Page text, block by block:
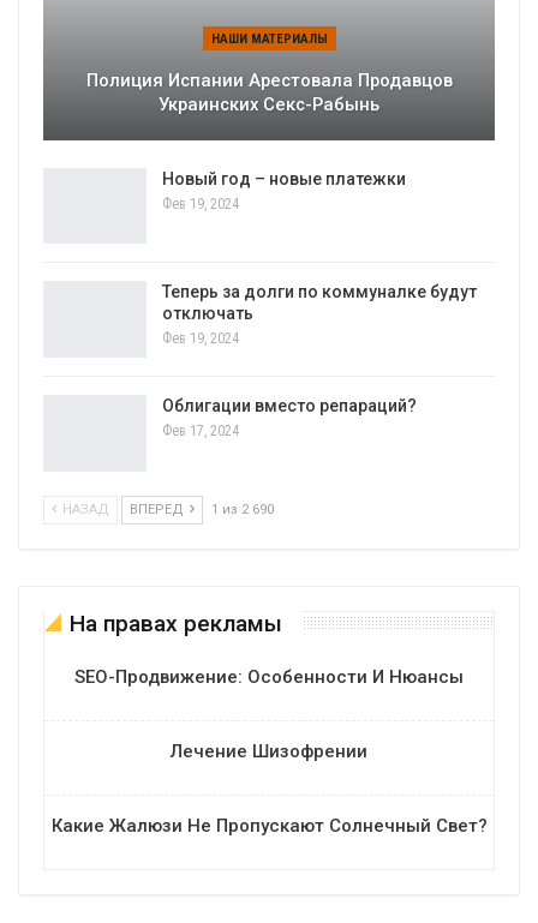
НАШИ МАТЕРИАЛЫ
Полиция Испании Арестовала Продавцов
Украинских Секс-Рабынь
Новый год – новые платежки
Фев 19, 2024
Теперь за долги по коммуналке будут
отключать
Фев 19, 2024
Облигации вместо репараций?
Фев 17, 2024
НАЗАД ВПЕРЕД 1 из 2 690
На правах рекламы
SEO-Продвижение: Особенности И Нюансы
Лечение Шизофрении
Какие Жалюзи Не Пропускают Солнечный Свет?